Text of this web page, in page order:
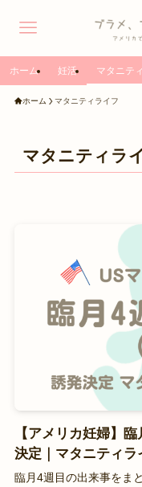
ホーム 妊活 マタニテ
ホーム マタニティライフ
マタニティラ
【アメリカ妊婦】
決定｜マタニティラ
臨月4週目の出来事をま